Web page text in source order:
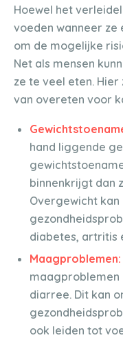
Hoewel het
voeden wanneer
om de mogelijke
Net als mensen
ze te veel eten.
van overeten voor
hand liggende
binnenkrijgt dan
Overgewicht
diabetes, artritis
Maagproblemen:
maagproblemen
diarree. Dit kan
ook leiden tot